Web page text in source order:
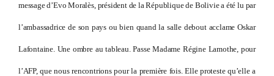
message d’Evo Moralès, président de la République de Bolivie a été lu par
l’ambassadrice de son pays ou bien quand la salle debout acclame Oskar
Lafontaine. Une ombre au tableau. Passe Madame Régine Lamothe, pour
l’AFP, que nous rencontrions pour la première fois. Elle proteste qu’elle a